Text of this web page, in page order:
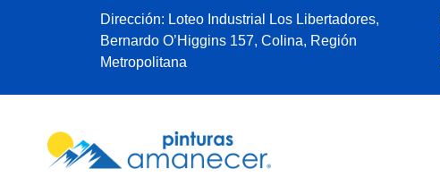
Dirección: Loteo Industrial Los Libertadores,
Bernardo O’Higgins 157, Colina, Región
Metropolitana